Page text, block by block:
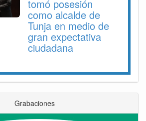
tomó posesión
como alcalde de
Tunja en medio de
gran expectativa
ciudadana
Grabaciones